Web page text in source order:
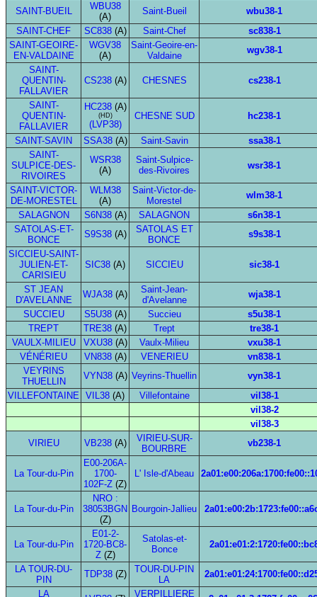
SAINT-BUEIL
WBU38
(A)
Saint-Bueil
wbu38-1
SAINT-CHEF
SC838(A) Saint-Chef
sc838-1
SAINT-GEOIRE-
EN-VALDAINE
WGV38
(A)
Saint-Geoire-en-
Valdaine
wgv38-1
SAINT-
QUENTIN-
FALLAVIER
CS238(A) CHESNES cs238-1
SAINT-
QUENTIN-
FALLAVIER
HC238(A)
(HD)
(LVP38)
CHESNE SUD hc238-1
SAINT-SAVIN SSA38(A) Saint-Savin
ssa38-1
SAINT-
SULPICE-DES-
RIVOIRES
WSR38
(A)
Saint-Sulpice-
des-Rivoires
wsr38-1
SAINT-VICTOR-
DE-MORESTEL
WLM38
(A)
Saint-Victor-de-
Morestel
wlm38-1
SALAGNON
S6N38(A) SALAGNON
s6n38-1
SATOLAS-ET-
BONCE
S9S38(A)
SATOLAS ET
BONCE
s9s38-1
SICCIEU-SAINT-
JULIEN-ET-
CARISIEU
SIC38 (A) SICCIEU sic38-1
ST JEAN
D'AVELANNE
WJA38 (A)
Saint-Jean-
d'Avelanne
wja38-1
SUCCIEU
S5U38(A) Succieu
s5u38-1
TREPT
TRE38 (A) Trept
tre38-1
VAULX-MILIEU
VXU38(A) Vaulx-Milieu
vxu38-1
VÉNÉRIEU
VN838(A) VENERIEU
vn838-1
VEYRINS
THUELLIN
VYN38(A) Veyrins-Thuellin
vyn38-1
VILLEFONTAINE
VIL38 (A) Villefontaine
vil38-1
vil38-2
vil38-3
VIRIEU
VB238(A)
VIRIEU-SUR-
BOURBRE
vb238-1
La Tour-du-Pin
E00-206A-
1700-
102F-Z (Z)
L' Isle-d'Abeau
La Tour-du-Pin
NRO :
38053BGN
(Z)
Bourgoin-Jallieu
La Tour-du-Pin
E01-2-
1720-BC8-
Z(Z)
Satolas-et-
Bonce
LA TOUR-DU-
PIN
TDP38(Z)
TOUR-DU-PIN
LA
LA
VERPILLIERE